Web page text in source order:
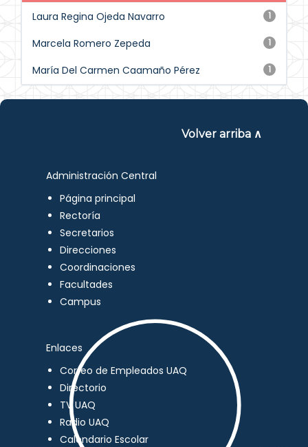
1
Laura Regina Ojeda Navarro
1
Marcela Romero Zepeda
1
María Del Carmen Caamaño Pérez
Volver arriba ∧
Administración Central
Página principal
Rectoría
Secretarios
Direcciones
Coordinaciones
Facultades
Campus
Enlaces
Correo de Empleados UAQ
Directorio
TV UAQ
Radio UAQ
Calendario Escolar